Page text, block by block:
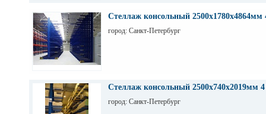
Стеллаж консольный 2500х1780х4864мм
город: Санкт-Петербург
Стеллаж консольный 2500х740х2019мм
город: Санкт-Петербург